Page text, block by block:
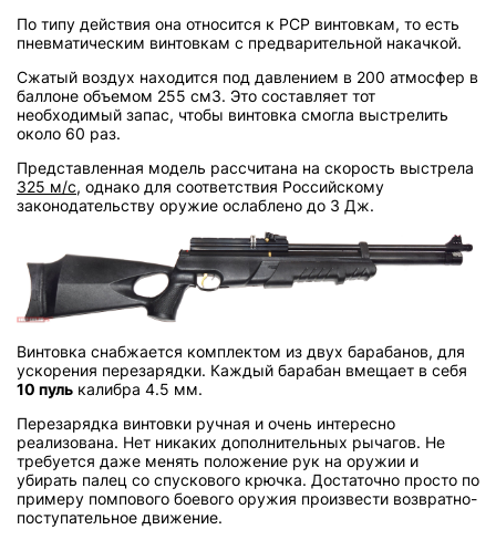
По типу действия она относится к PCP винтовкам, то есть
пневматическим винтовкам с предварительной накачкой.
Сжатый воздух находится под давлением в 200 атмосфер в
баллоне объемом 255 см3. Это составляет тот
необходимый запас, чтобы винтовка смогла выстрелить
около 60 раз.
Представленная модель рассчитана на скорость выстрела
325 м/с, однако для соответствия Российскому
законодательству оружие ослаблено до 3 Дж.
Винтовка снабжается комплектом из двух барабанов, для
ускорения перезарядки. Каждый барабан вмещает в себя
10 пуль калибра 4.5 мм.
Перезарядка винтовки ручная и очень интересно
реализована. Нет никаких дополнительных рычагов. Не
требуется даже менять положение рук на оружии и
убирать палец со спускового крючка. Достаточно просто по
примеру помпового боевого оружия произвести возвратно-
поступательное движение.